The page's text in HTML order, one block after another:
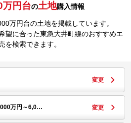
万円台の土地購入情報
万円台の土地を掲載しています。
望に合った東急大井町線のおすすめエ
を検索できます。
変更
万円～6,0… 変更